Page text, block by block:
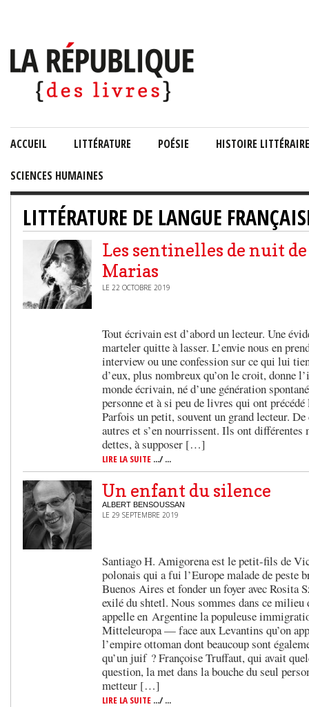
ACCUEIL LITTÉRATURE POÉSIE HISTOIRE LITTÉRAIRE
SCIENCES HUMAINES
LITTÉRATURE DE LANGUE
Les sentinelles de nuit
Marias
LE 22 OCTOBRE 2019
Tout écrivain est d’abord un lecteur. Une
marteler quitte à lasser. L’envie nous en
interview ou une confession sur ce qui lui
d’eux, plus nombreux qu’on le croit, donne
monde écrivain, né d’une génération
personne et à si peu de livres qui ont
Parfois un petit, souvent un grand lecteur.
autres et s’en nourrissent. Ils ont différentes
dettes, à supposer […]
LIRE LA SUITE .../ ...
Un enfant du silence
ALBERT BENSOUSSAN
LE 29 SEPTEMBRE 2019
Santiago H. Amigorena est le petit-fils de
polonais qui a fui l’Europe malade de peste
Buenos Aires et fonder un foyer avec Rosita
exilé du shtetl. Nous sommes dans ce milieu
appelle en Argentine la populeuse
Mitteleuropa — face aux Levantins qu’on
l’empire ottoman dont beaucoup sont
qu’un juif ? Françoise Truffaut, qui avait
question, la met dans la bouche du seul
metteur […]
LIRE LA SUITE .../ ...